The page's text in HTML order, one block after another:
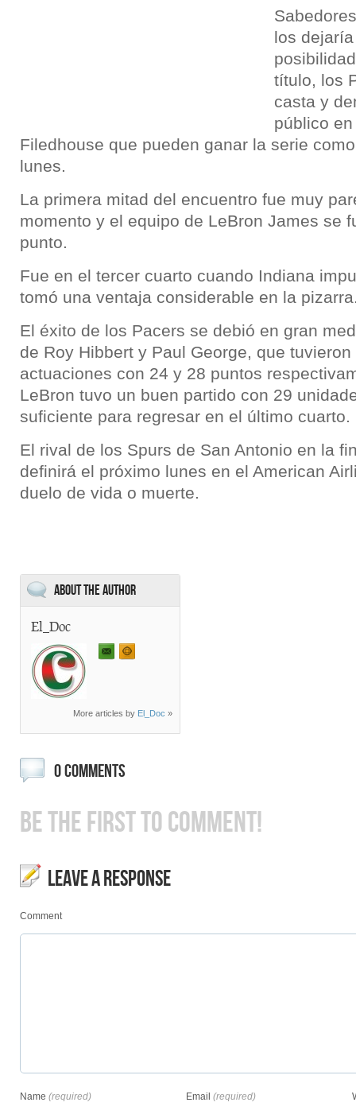
los
título, los
casta y
público
Filedhouse que pueden ganar la serie
lunes.
La primera mitad del encuentro fue muy
momento y el equipo de LeBron James se
punto.
Fue en el tercer cuarto cuando Indiana
tomó una ventaja considerable en la
El éxito de los Pacers se debió en gran
de Roy Hibbert y Paul George, que
actuaciones con 24 y 28 puntos
LeBron tuvo un buen partido con 29
suficiente para regresar en el último cuarto.
El rival de los Spurs de San Antonio en la
definirá el próximo lunes en el American
duelo de vida o muerte.
About the Author
El_Doc
More articles by El_Doc »
0 COMMENTS
BE THE FIRST TO COMMENT!
LEAVE A RESPONSE
Comment
Name (required) Email (required)